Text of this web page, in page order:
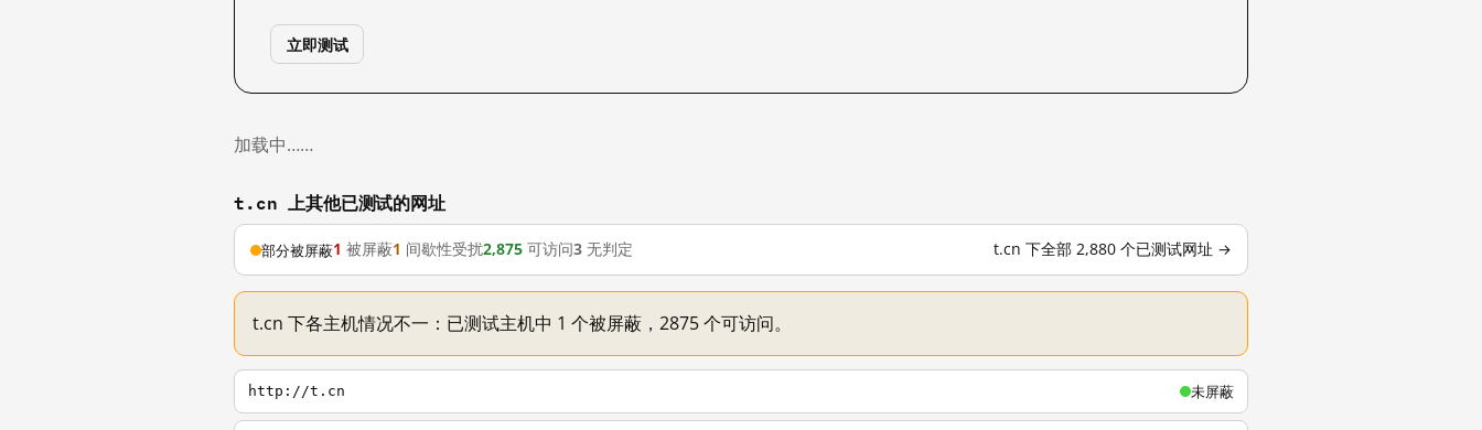
立即测试
加载中……
t.cn 上其他已测试的网址
部分被屏蔽1 被屏蔽1 间歇性受扰2,875 可访问3 无判定 t.cn 下全部 2,880 个已测试网址 →
t.cn 下各主机情况不一：已测试主机中 1 个被屏蔽，2875 个可访问。
http://t.cn 未屏蔽